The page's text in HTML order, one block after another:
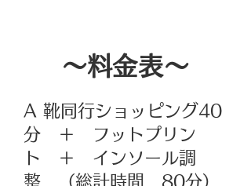
​～料金表～
A ​靴同行ショッピング40
分 ＋ フットプリン
ト ＋ インソール調
整 （総計時間 80分）